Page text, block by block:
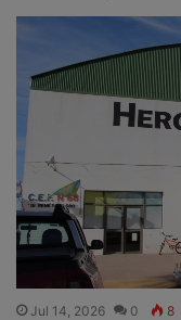
Jul 14, 2026 0 8